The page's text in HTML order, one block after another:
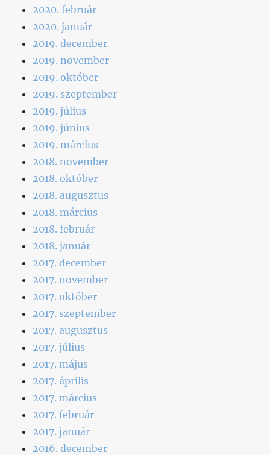
2020. február
2020. január
2019. december
2019. november
2019. október
2019. szeptember
2019. július
2019. június
2019. március
2018. november
2018. október
2018. augusztus
2018. március
2018. február
2018. január
2017. december
2017. november
2017. október
2017. szeptember
2017. augusztus
2017. július
2017. május
2017. április
2017. március
2017. február
2017. január
2016. december